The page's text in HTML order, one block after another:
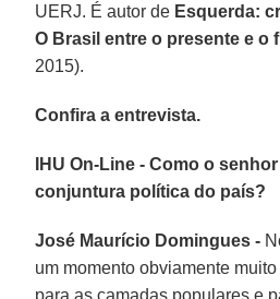
UERJ. É autor de Esquerda:
O Brasil entre o presente e o
2015).
Confira a entrevista.
IHU On-Line - Como o
conjuntura política do país?
José Maurício Domingues -
um momento obviamente
para as camadas populares e